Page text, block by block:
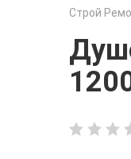
Строй Ремо